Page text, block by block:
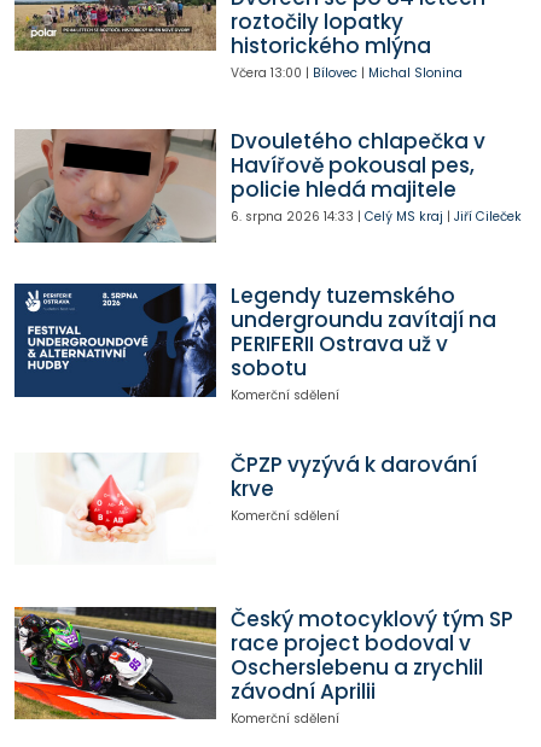
roztočily lopatky
historického mlýna
Včera 13:00 | Bílovec| Michal Slonina
Dvouletého chlapečka v
Havířově pokousal pes,
policie hledá majitele
6. srpna 2026 14:33 | Celý MS kraj | Jiří Cileček
Legendy tuzemského
undergroundu zavítají na
PERIFERII Ostrava už v
sobotu
Komerční sdělení
ČPZP vyzývá k darování
krve
Komerční sdělení
Český motocyklový tým SP
race project bodoval v
Oscherslebenu a zrychlil
závodní Aprilii
Komerční sdělení